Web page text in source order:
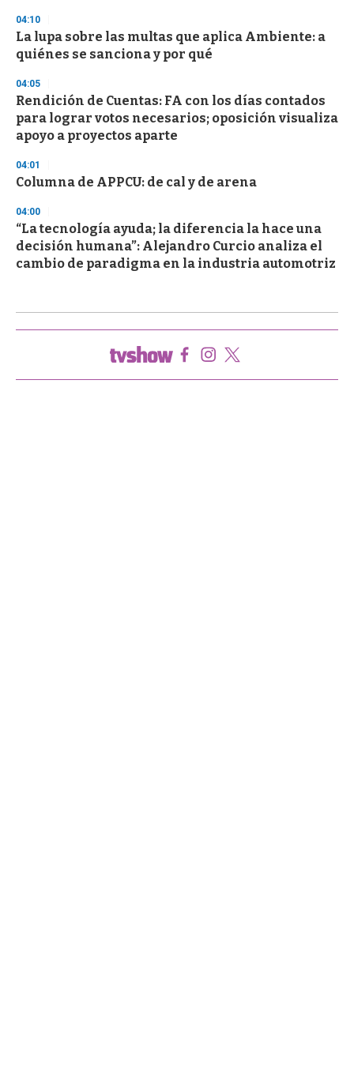
04:10
La lupa sobre las multas que aplica Ambiente: a
quiénes se sanciona y por qué
04:05
Rendición de Cuentas: FA con los días contados
para lograr votos necesarios; oposición visualiza
apoyo a proyectos aparte
04:01
Columna de APPCU: de cal y de arena
04:00
“La tecnología ayuda; la diferencia la hace una
decisión humana”: Alejandro Curcio analiza el
cambio de paradigma en la industria automotriz